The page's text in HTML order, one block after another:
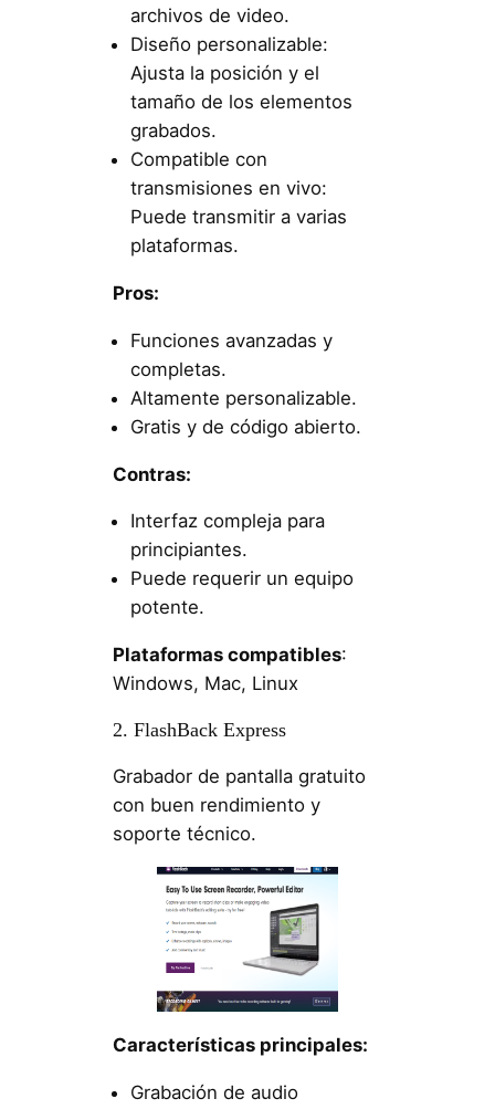
archivos de video.
Diseño personalizable:
Ajusta la posición y el
tamaño de los elementos
grabados.
Compatible con
transmisiones en vivo:
Puede transmitir a varias
plataformas.
Pros:
Funciones avanzadas y
completas.
Altamente personalizable.
Gratis y de código abierto.
Contras:
Interfaz compleja para
principiantes.
Puede requerir un equipo
potente.
Plataformas compatibles:
Windows, Mac, Linux
2. FlashBack Express
Grabador de pantalla gratuito
con buen rendimiento y
soporte técnico.
Características principales:
Grabación de audio